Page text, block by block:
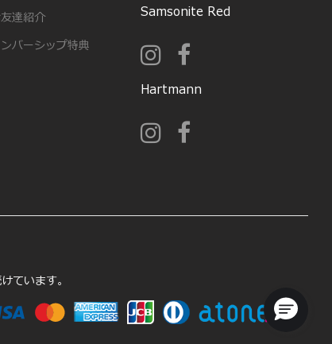
達紹介
バーシップ特典
Samsonite Red
Hartmann
ています。